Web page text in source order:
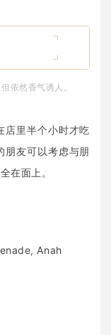
依然香气诱人。
店里半个小时才吃
朋友可以考虑与朋
在面上。
Anah